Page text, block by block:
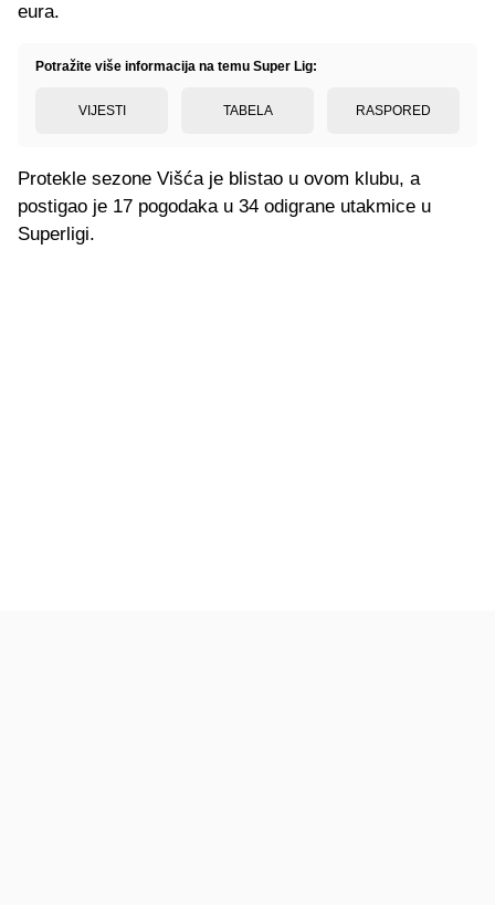
eura.
Potražite više informacija na temu Super Lig:
VIJESTI TABELA RASPORED
Protekle sezone Višća je blistao u ovom klubu, a
postigao je 17 pogodaka u 34 odigrane utakmice u
Superligi.